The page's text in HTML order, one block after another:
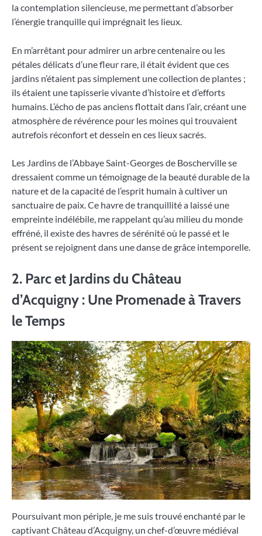
la contemplation silencieuse, me permettant d’absorber
l’énergie tranquille qui imprégnait les lieux.
En m’arrêtant pour admirer un arbre centenaire ou les
pétales délicats d’une fleur rare, il était évident que ces
jardins n’étaient pas simplement une collection de plantes ;
ils étaient une tapisserie vivante d’histoire et d’efforts
humains. L’écho de pas anciens flottait dans l’air, créant une
atmosphère de révérence pour les moines qui trouvaient
autrefois réconfort et dessein en ces lieux sacrés.
Les Jardins de l’Abbaye Saint-Georges de Boscherville se
dressaient comme un témoignage de la beauté durable de la
nature et de la capacité de l’esprit humain à cultiver un
sanctuaire de paix. Ce havre de tranquillité a laissé une
empreinte indélébile, me rappelant qu’au milieu du monde
effréné, il existe des havres de sérénité où le passé et le
présent se rejoignent dans une danse de grâce intemporelle.
2. Parc et Jardins du Château
d’Acquigny : Une Promenade à Travers
le Temps
Poursuivant mon périple, je me suis trouvé enchanté par le
captivant Château d’Acquigny, un chef-d’œuvre médiéval